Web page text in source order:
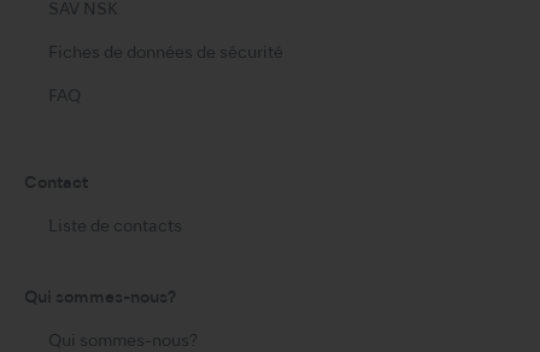
SAV NSK
Fiches de données de sécurité
FAQ
Contact
Liste de contacts
Qui sommes-nous?
Qui sommes-nous?